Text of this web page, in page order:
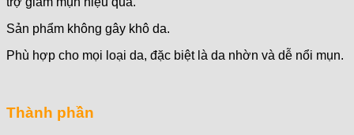
Sản phẩm không gây khô da.
Phù hợp cho mọi loại da, đặc biệt là da nhờn và dễ nổi mụn.
Thành phần